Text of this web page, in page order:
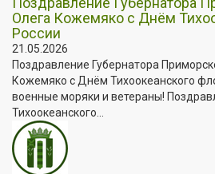
Олега Кожемяко с Днём
России
21.05.2026
Поздравление Губернатора
Кожемяко с Днём Тихоокеанского
военные моряки и ветераны!
Тихоокеанского...